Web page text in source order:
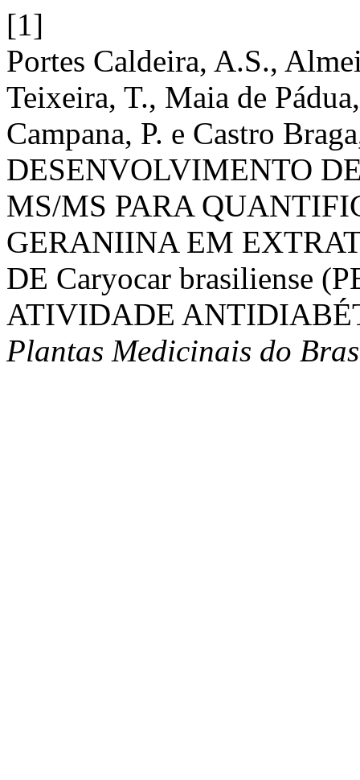
[1]
Portes Caldeira, A.S.,
Teixeira, T., Maia de
Campana, P. e Castro
DESENVOLVIMENTO
MS/MS PARA
GERANIINA EM
DE Caryocar brasiliense
ATIVIDADE
Plantas Medicinais do